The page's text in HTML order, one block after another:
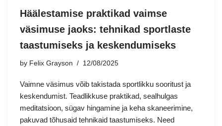
Häälestamise praktikad vaimse
väsimuse jaoks: tehnikad sportlaste
taastumiseks ja keskendumiseks
by Felix Grayson 12/08/2025
Vaimne väsimus võib takistada sportlikku sooritust ja
keskendumist. Teadlikkuse praktikad, sealhulgas
meditatsioon, sügav hingamine ja keha skaneerimine,
pakuvad tõhusaid tehnikaid taastumiseks. Need